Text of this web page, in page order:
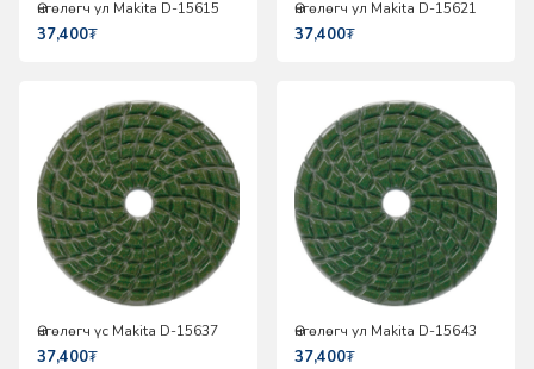
Өнгөлөгч ул Makita D-15615
37,400₮
Өнгөлөгч ул Makita D-15621
37,400₮
Өнгөлөгч үс Makita D-15637
37,400₮
Өнгөлөгч ул Makita D-15643
37,400₮